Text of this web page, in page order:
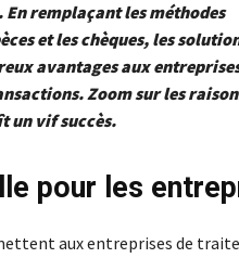
remplaçant les méthodes
et les chèques, les
avantages aux
Zoom sur les
un vif succès.
pour les
aux entreprises de